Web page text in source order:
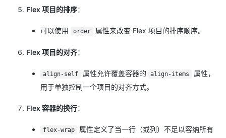
Flex 项目的排序：
可以使用 order 属性来改变 Flex 项目的排序顺序。
Flex 项目的对齐：
align-self 属性允许覆盖容器的 align-items
属性，
用于单独控制一个项目的对齐方式。
Flex 容器的换行：
flex-wrap
属性定义了当一行（或列）不足以容纳所有